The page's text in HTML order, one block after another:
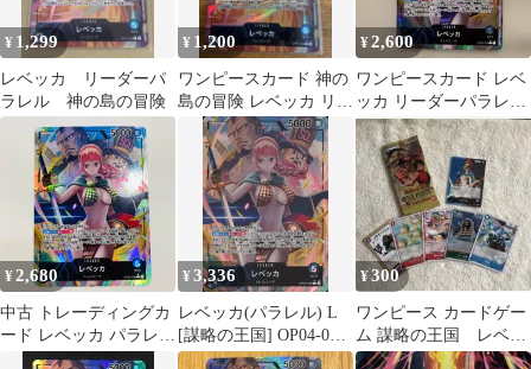
¥ 1,299
レベッカ リーダーパ
ラレル 神の島の冒険
¥ 1,200
ワンピースカード 神の
島の冒険 レベッカ リー
ダーパラレル
¥2,600
ワンピースカード レベ
ッカ リーダーパラレル
謀略の王国OP04-039
¥2,680
中古 トレーディングカ
ード レベッカ パラレル
（Studio Vigor Co．
¥3,336
レベッカ(パラレル) L
[謀略の王国] OP04-039
傷有り ワンピースカー
¥300
ワンピース カードゲー
ム 謀略の王国 レベッ
カ